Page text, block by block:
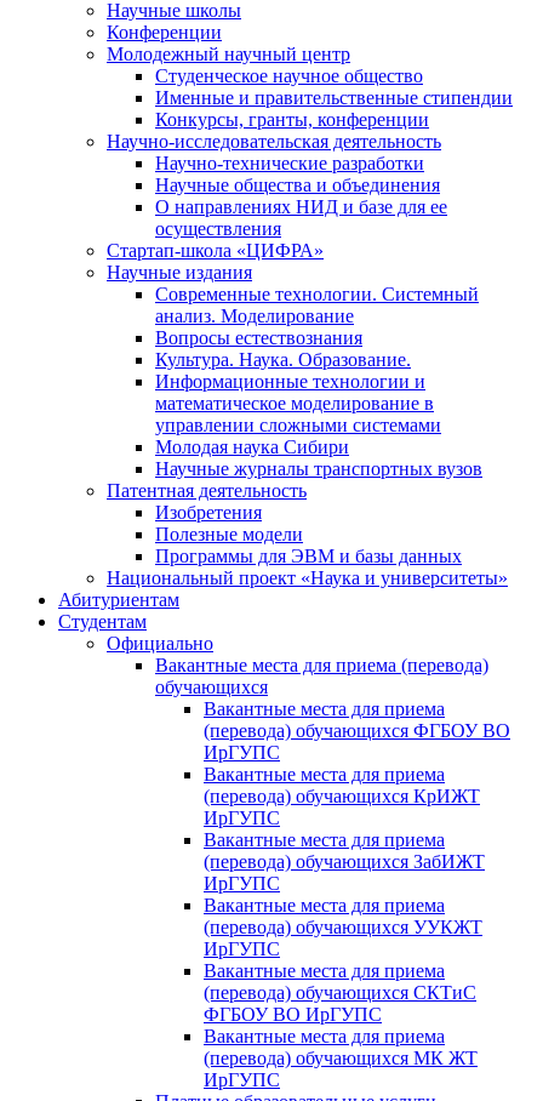
Научные школы
Конференции
Молодежный научный центр
Студенческое научное общество
Именные и правительственные стипендии
Конкурсы, гранты, конференции
Научно-исследовательская деятельность
Научно-технические разработки
Научные общества и объединения
О направлениях НИД и базе для ее
осуществления
Стартап-школа «ЦИФРА»
Научные издания
Современные технологии. Системный
анализ. Моделирование
Вопросы естествознания
Культура. Наука. Образование.
Информационные технологии и
математическое моделирование в
управлении сложными системами
Молодая наука Сибири
Научные журналы транспортных вузов
Патентная деятельность
Изобретения
Полезные модели
Программы для ЭВМ и базы данных
Национальный проект «Наука и университеты»
Абитуриентам
Студентам
Официально
Вакантные места для приема (перевода)
обучающихся
Вакантные места для приема
(перевода) обучающихся ФГБОУ ВО
ИрГУПС
Вакантные места для приема
(перевода) обучающихся КрИЖТ
ИрГУПС
Вакантные места для приема
(перевода) обучающихся ЗабИЖТ
ИрГУПС
Вакантные места для приема
(перевода) обучающихся УУКЖТ
ИрГУПС
Вакантные места для приема
(перевода) обучающихся СКТиС
ФГБОУ ВО ИрГУПС
Вакантные места для приема
(перевода) обучающихся МК ЖТ
ИрГУПС